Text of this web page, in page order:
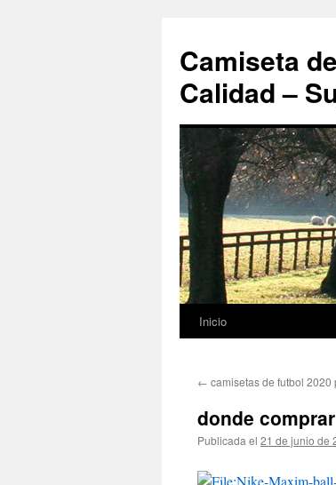
Camiseta
Calidad –
Saltar
contenido
Inicio
← camisetas de futbol 2020
donde
Publicada el 21 de junio de